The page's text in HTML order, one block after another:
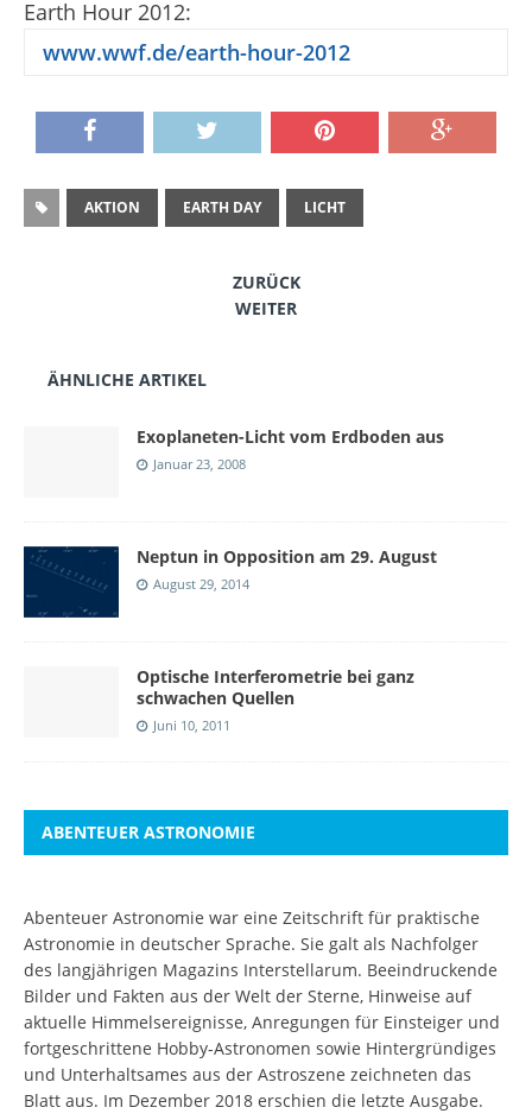
Earth Hour 2012:
www.wwf.de/earth-hour-2012
AKTION EARTH DAY LICHT
ZURÜCK
WEITER
ÄHNLICHE ARTIKEL
Exoplaneten-Licht vom Erdboden aus
Januar 23, 2008
Neptun in Opposition am 29. August
August 29, 2014
Optische Interferometrie bei ganz
schwachen Quellen
Juni 10, 2011
ABENTEUER ASTRONOMIE
Abenteuer Astronomie war eine Zeitschrift für praktische
Astronomie in deutscher Sprache. Sie galt als Nachfolger
des langjährigen Magazins Interstellarum. Beeindruckende
Bilder und Fakten aus der Welt der Sterne, Hinweise auf
aktuelle Himmelsereignisse, Anregungen für Einsteiger und
fortgeschrittene Hobby-Astronomen sowie Hintergründiges
und Unterhaltsames aus der Astroszene zeichneten das
Blatt aus. Im Dezember 2018 erschien die letzte Ausgabe.